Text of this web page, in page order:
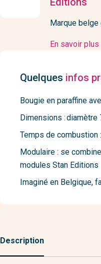
Marque
En savoir plus
Quelques infos
Bougie en paraffine
Dimensions : diamètre
Temps de combustion
Modulaire : se
modules Stan Editions
Imaginé en Belgique,
Description